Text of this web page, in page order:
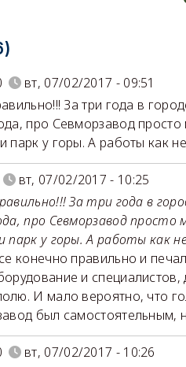
вт, 07/02/2017 - 09:51
За три года в
про Севморзавод
парк у горы. А работы как
вт, 07/02/2017 - 10:25
За три года в
про Севморзавод
парк у горы. А работы как
конечно правильно и
и
И мало вероятно, что
был самостоятельным,
вт, 07/02/2017 - 10:26